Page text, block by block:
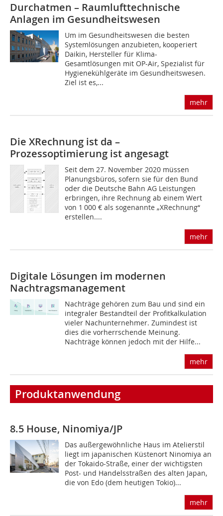
Durchatmen – Raumlufttechnische
Anlagen im Gesundheitswesen
Um im Gesundheitswesen die besten
Systemlösungen anzubieten, kooperiert
Daikin, Hersteller für Klima-
Gesamtlösungen mit OP-Air, Spezialist für
Hygienekühlgeräte im Gesundheitswesen.
Ziel ist es,...
mehr
Die XRechnung ist da –
Prozessoptimierung ist angesagt
Seit dem 27. November 2020 müssen
Planungsbüros, sofern sie für den Bund
oder die Deutsche Bahn AG Leistungen
erbringen, ihre Rechnung ab einem Wert
von 1 000 € als sogenannte „XRechnung“
erstellen....
mehr
Digitale Lösungen im modernen
Nachtragsmanagement
Nachträge gehören zum Bau und sind ein
integraler ­Bestandteil der Profitkalkulation
vieler Nachunternehmer. Zumindest ist
dies die vorherrschende Meinung.
Nachträge können jedoch mit der Hilfe...
mehr
Produktanwendung
8.5 House, Ninomiya/JP
Das außergewöhnliche Haus im Atelierstil
liegt im japanischen Küstenort Ninomiya an
der Tokaido-Straße, einer der wichtigsten
Post- und Handelsstraßen des alten Japan,
die von Edo (dem heutigen Tokio)...
mehr